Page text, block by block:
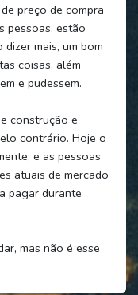
preço de compra
pessoas, estão
mais, um bom
coisas, além
e pudessem.
construção e
contrário. Hoje o
e as pessoas
atuais de mercado
pagar durante
mas não é esse